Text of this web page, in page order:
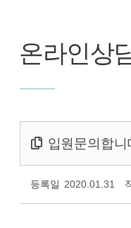
온라인상
입원문의합니
등록일 2020.01.31